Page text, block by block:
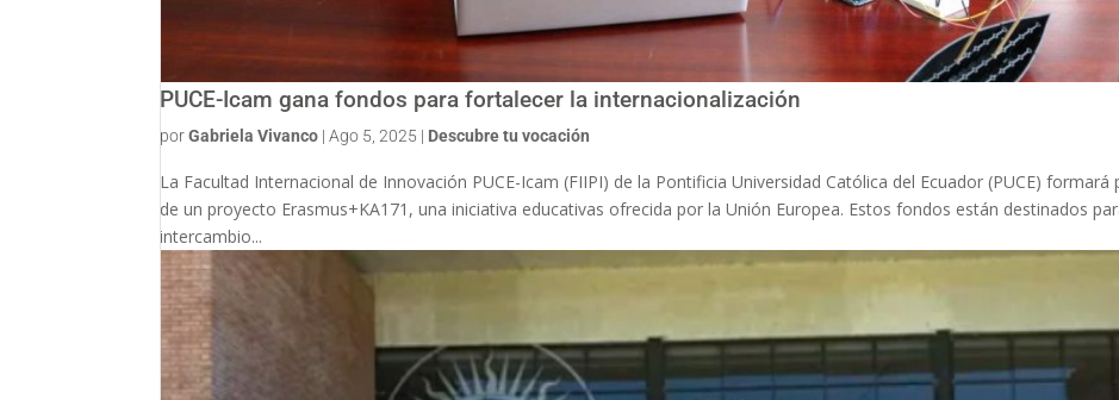
PUCE-Icam gana fondos para fortalecer la internacionalización
porGabriela Vivanco |Ago 5, 2025 | Descubre tu vocación
La Facultad Internacional de Innovación PUCE-Icam (FIIPI) de la Pontificia Universidad Católica del Ecuador (PUCE) formará
de un proyecto Erasmus+KA171, una iniciativa educativas ofrecida por la Unión Europea. Estos fondos están destinados
intercambio...